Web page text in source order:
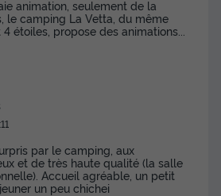
animation, seulement de la
le camping La Vetta, du même
étoiles, propose des animations
par le camping, aux
et de très haute qualité (la salle
Accueil agréable, un petit
un peu chichei